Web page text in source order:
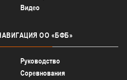
Видео
ОО «БФБ»
Руководство
Соревнования